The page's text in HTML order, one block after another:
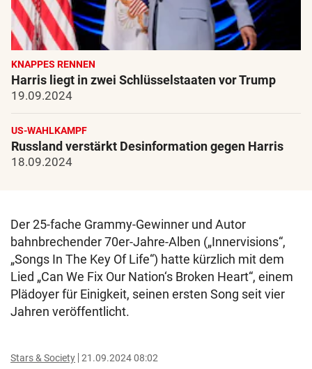
KNAPPES RENNEN
Harris liegt in zwei Schlüsselstaaten vor Trump
19.09.2024
US-WAHLKAMPF
Russland verstärkt Desinformation gegen Harris
18.09.2024
Der 25-fache Grammy-Gewinner und Autor
bahnbrechender 70er-Jahre-Alben („Innervisions“,
„Songs In The Key Of Life“) hatte kürzlich mit dem
Lied „Can We Fix Our Nation‘s Broken Heart“, einem
Plädoyer für Einigkeit, seinen ersten Song seit vier
Jahren veröffentlicht.
Stars & Society 21.09.2024 08:02